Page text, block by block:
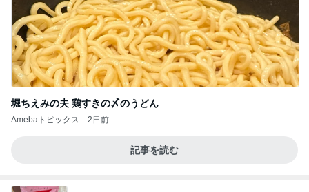
堀ちえみの夫 鶏すきの〆のうどん
Amebaトピックス 2日前
記事を読む